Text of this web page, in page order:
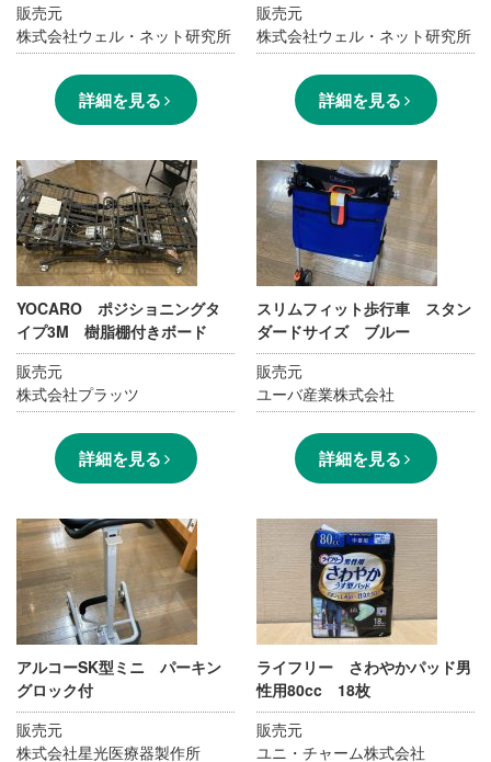
販売元
株式会社ウェル・ネット研究所
詳細を見る
販売元
株式会社ウェル・ネット研究所
詳細を見る
YOCARO ポジショニングタ
イプ3M 樹脂棚付きボード
販売元
株式会社プラッツ
詳細を見る
スリムフィット歩行車 スタン
ダードサイズ ブルー
販売元
ユーバ産業株式会社
詳細を見る
アルコーSK型ミニ パーキン
グロック付
販売元
株式会社星光医療器製作所
ライフリー さわやかパッド男
性用80cc 18枚
販売元
ユニ・チャーム株式会社